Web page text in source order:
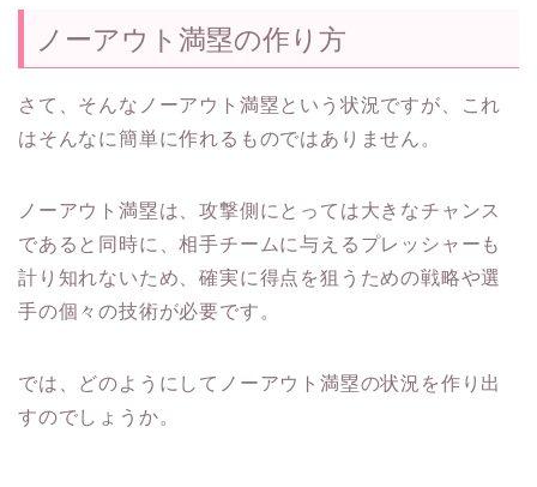
ノーアウト満塁の作り方
さて、そんなノーアウト満塁という状況ですが、これ
はそんなに簡単に作れるものではありません。
ノーアウト満塁は、攻撃側にとっては大きなチャンス
であると同時に、相手チームに与えるプレッシャーも
計り知れないため、確実に得点を狙うための戦略や選
手の個々の技術が必要です。
では、どのようにしてノーアウト満塁の状況を作り出
すのでしょうか。